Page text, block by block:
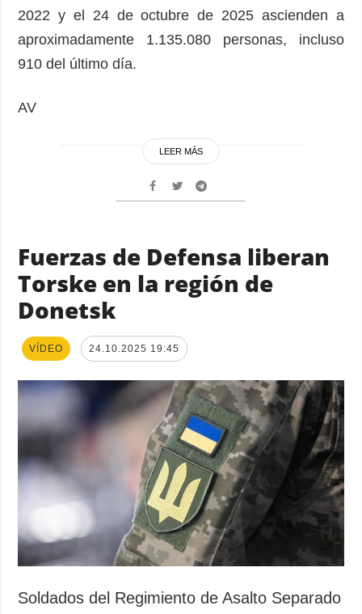
2022 y el 24 de octubre de 2025 ascienden a
aproximadamente 1.135.080 personas, incluso
910 del último día.
AV
LEER MÁS
Fuerzas de Defensa liberan
Torske en la región de
Donetsk
VÍDEO 24.10.2025 19:45
Soldados del Regimiento de Asalto Separado